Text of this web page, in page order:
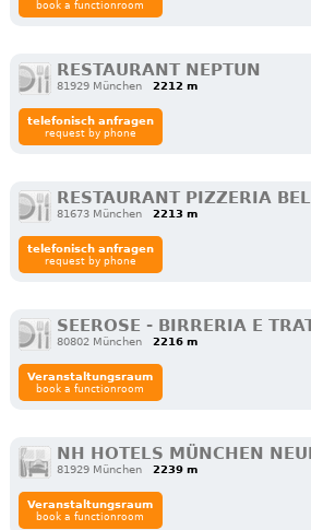
book a functionroom
RESTAURANT NEPTUN
81929 München 2212 m
telefonisch anfragen
request by phone
RESTAURANT PIZZERIA
81673 München 2213 m
telefonisch anfragen
request by phone
SEEROSE - BIRRERIA E
80802 München 2216 m
Veranstaltungsraum
book a functionroom
NH HOTELS MÜNCHEN
81929 München 2239 m
Veranstaltungsraum
book a functionroom